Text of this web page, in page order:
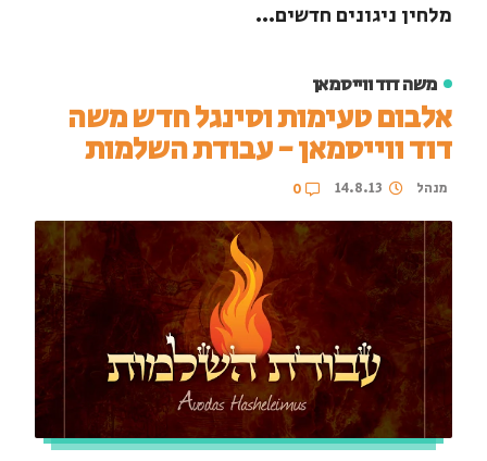
מלחין ניגונים חדשים...
משה דוד ווייסמאן
אלבום טעימות וסינגל חדש משה
דוד ווייסמאן - עבודת השלמות
מנהל 14.8.13
0